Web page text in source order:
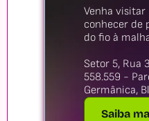
Venha visitar
conhecer de
do fio à
Setor 5, Rua
558.559 -
Germânica,
Saiba